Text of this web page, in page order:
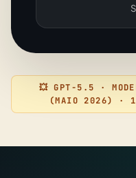
💥 GPT-5.5 ·
(MAIO 2026) ·